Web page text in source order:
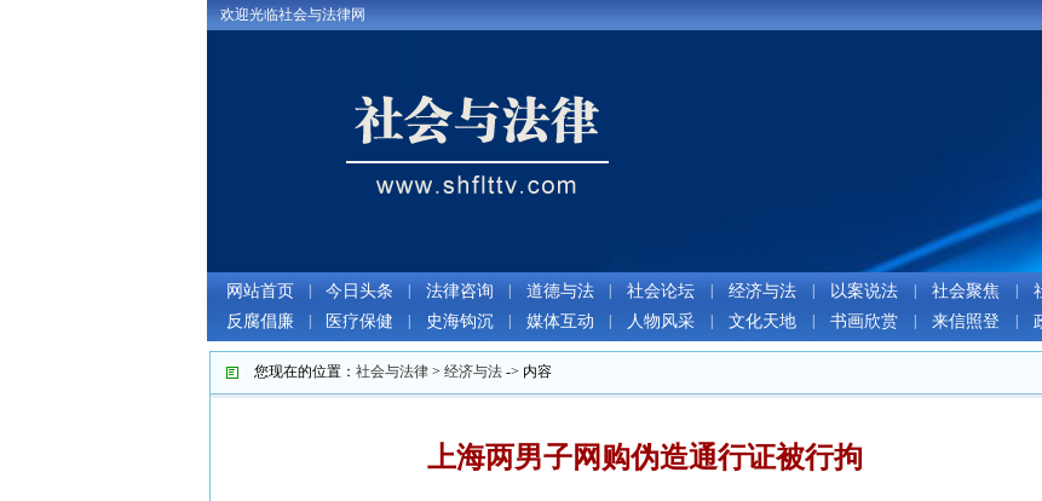
欢迎光临社会与法律网
网站首页 今日头条 法律咨询 道德与法 社会论坛 经济与法 以案说法 社会聚焦
反腐倡廉
医疗保健 史海钩沉 媒体互动 人物风采 文化天地 书画欣赏 来信照登
您现在的位置： 社会与法律 > 经济与法 -> 内容
上海两男子网购伪造通行证被行拘